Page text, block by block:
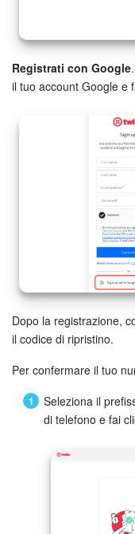
Enterprise
Bitrix24 On-
Bitrix24
Domande
Registrati con Google
il tuo account Google e
Dopo la registrazione,
il codice di ripristino.
Per confermare il tuo
Seleziona il
di telefono e fai